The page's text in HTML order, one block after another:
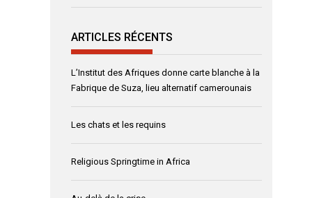
ARTICLES RÉCENTS
L’Institut des Afriques donne carte blanche à la
Fabrique de Suza, lieu alternatif camerounais
Les chats et les requins
Religious Springtime in Africa